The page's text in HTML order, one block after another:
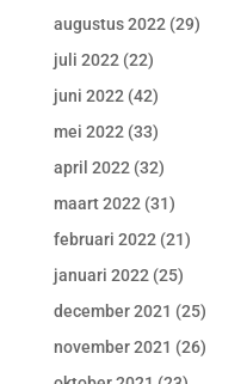
augustus 2022 (29)
juli 2022 (22)
juni 2022 (42)
mei 2022 (33)
april 2022 (32)
maart 2022 (31)
februari 2022 (21)
januari 2022 (25)
december 2021 (25)
november 2021 (26)